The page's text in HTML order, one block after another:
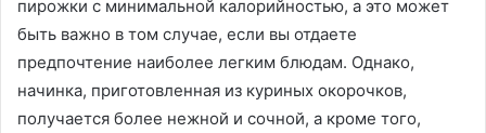
пирожки с минимальной калорийностью, а это может
быть важно в том случае, если вы отдаете
предпочтение наиболее легким блюдам. Однако,
начинка, приготовленная из куриных окорочков,
получается более нежной и сочной, а кроме того,